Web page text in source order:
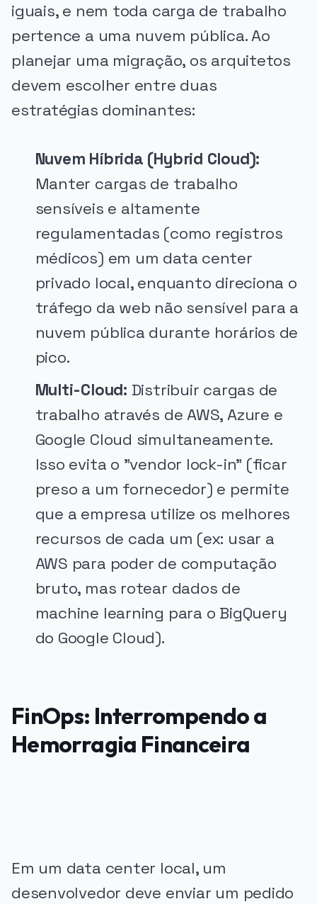
iguais, e nem toda carga de trabalho
pertence a uma nuvem pública. Ao
planejar uma migração, os arquitetos
devem escolher entre duas
estratégias dominantes:
Nuvem Híbrida (Hybrid Cloud):
Manter cargas de trabalho
sensíveis e altamente
regulamentadas (como registros
médicos) em um data center
privado local, enquanto direciona o
tráfego da web não sensível para a
nuvem pública durante horários de
pico.
Multi-Cloud: Distribuir cargas de
trabalho através de AWS, Azure e
Google Cloud simultaneamente.
Isso evita o "vendor lock-in" (ficar
preso a um fornecedor) e permite
que a empresa utilize os melhores
recursos de cada um (ex: usar a
AWS para poder de computação
bruto, mas rotear dados de
machine learning para o BigQuery
do Google Cloud).
FinOps: Interrompendo a
Hemorragia Financeira
Em um data center local, um
desenvolvedor deve enviar um pedido